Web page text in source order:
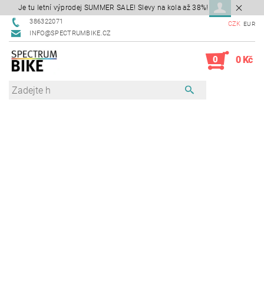
Je tu letní výprodej SUMMER SALE! Slevy na kola až 38%!
386322071
INFO@SPECTRUMBIKE.CZ
CZK EUR
0 0 Kč